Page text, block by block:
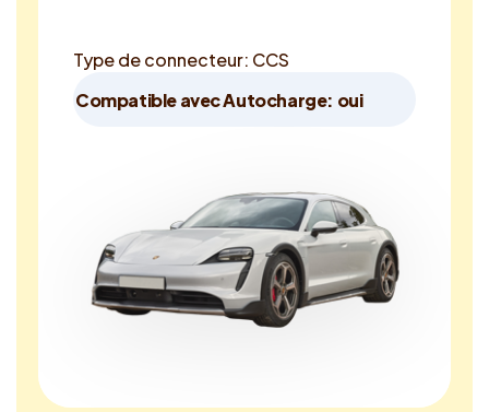
Type de connecteur: CCS
Compatible avec Autocharge: oui